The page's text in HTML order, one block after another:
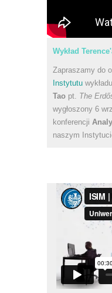
Wykład
Zapraszamy do
Instytutu
Tao pt. The
wygłoszony 6
konferencji
naszym